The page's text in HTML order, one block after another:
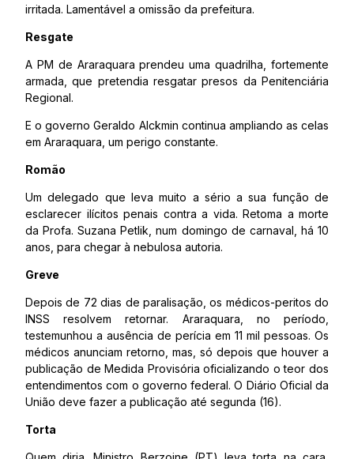
irritada. Lamentável a omissão da prefeitura.
Resgate
A PM de Araraquara prendeu uma quadrilha, fortemente
armada, que pretendia resgatar presos da Penitenciária
Regional.
E o governo Geraldo Alckmin continua ampliando as celas
em Araraquara, um perigo constante.
Romão
Um delegado que leva muito a sério a sua função de
esclarecer ilícitos penais contra a vida. Retoma a morte
da Profa. Suzana Petlik, num domingo de carnaval, há 10
anos, para chegar à nebulosa autoria.
Greve
Depois de 72 dias de paralisação, os médicos-peritos do
INSS resolvem retornar. Araraquara, no período,
testemunhou a ausência de perícia em 11 mil pessoas. Os
médicos anunciam retorno, mas, só depois que houver a
publicação de Medida Provisória oficializando o teor dos
entendimentos com o governo federal. O Diário Oficial da
União deve fazer a publicação até segunda (16).
Torta